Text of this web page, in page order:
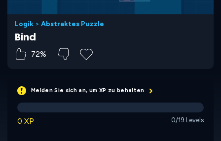
Logik > Abstraktes Puzzle
Bind
72%
Melden Sie sich an, um XP zu behalten
0 XP 0/19 Levels